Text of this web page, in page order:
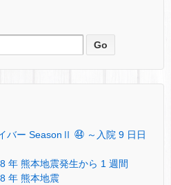
バー SeasonⅡ ㊹ ～入院 9 日日
年 熊本地震発生から 1 週間
年 熊本地震